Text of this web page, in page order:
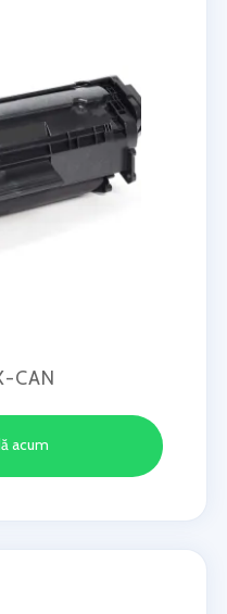
CAN
acum